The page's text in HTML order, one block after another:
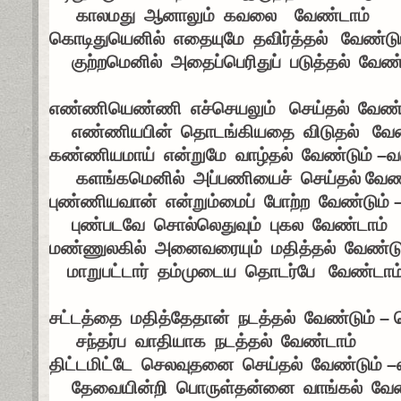
காலமது ஆனாலும் கவலை வேண்டாம்
கொடிதுயெனில் எதையுமே தவிர்த்தல்
குற்றமெனில் அதைப்பெரிதுப் படுத்தல்
எண்ணியெண்ணி எச்செயலும் செய்தல்
எண்ணியபின் தொடங்கியதை விடுதல்
கண்ணியமாய் என்றுமே வாழ்தல் வேண்டும் –
களங்கமெனில் அப்பணியைச் செய்தல்
புண்ணியவான் என்றும்மைப் போற்ற வேண்டும்
புண்படவே சொல்லெதுவும் புகல வேண்டாம்
மண்ணுலகில் அனைவரையும் மதித்தல்
மாறுபட்டார் தம்முடைய தொடர்பே
சட்டத்தை மதித்தேதான் நடத்தல் வேண்டும் –
சந்தர்ப வாதியாக நடத்தல் வேண்டாம்
திட்டமிட்டே செலவுதனை செய்தல் வேண்டும் –
தேவையின்றி பொருள்தன்னை வாங்கல்